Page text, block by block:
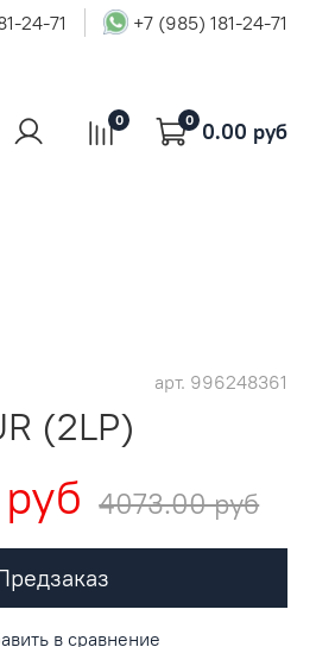
24-71 +7 (985) 181-24-71
0 0 0.00 руб
арт. 996248361
(2LP)
4073.00 руб
в сравнение